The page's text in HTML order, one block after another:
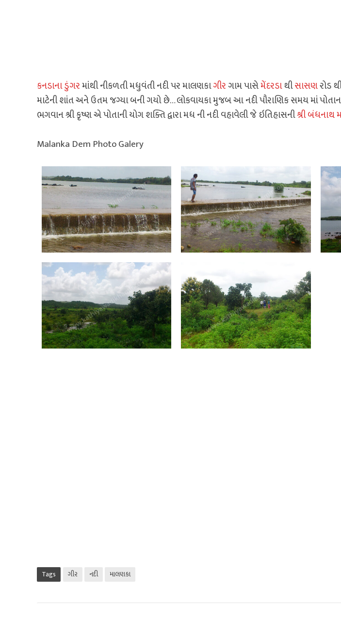
કનડાના ડુંગરમાંથી નીકળતી મધુવંતી નદી પર માલણકાગીરગામ પાસેમેંદરડાથીસાસણરોડ
માટેની શાંત અને ઉતમ જગ્યા બની ગયો છે… લોકવાયકા મુજબ આ નદી પૌરાણિક સમય માં
ભગવાન શ્રી કૃષ્ણ એ પોતાની યોગ શક્તિ દ્વારા મધ ની નદી વહાવેલી જે ઇતિહાસનીશ્રી બંધનાથ
Malanka Dem Photo Galery
Tags ગીર નદી માલણકા